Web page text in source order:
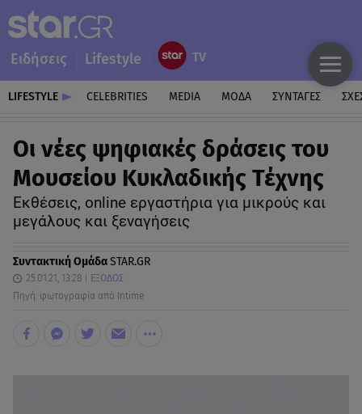
Ειδήσεις Lifestyle
LIFESTYLE CELEBRITIES MEDIA ΜΟΔΑ ΣΥΝΤΑΓΕΣ
Οι νέες ψηφιακές δράσεις του
Μουσείου Κυκλαδικής Τέχνης
Εκθέσεις, online εργαστήρια για μικρούς και
μεγάλους και ξεναγήσεις
Συντακτική ΟμάδαSTAR.GR
25.01.21, 13:28
ΕΞΟΔΟΣ
Πηγή: φωτογραφία από Intime